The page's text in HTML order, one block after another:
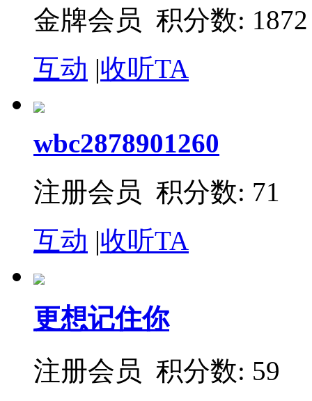
金牌会员 积分数: 1872
互动 |收听TA
wbc2878901260
注册会员 积分数: 71
互动 |收听TA
更想记住你
注册会员 积分数: 59